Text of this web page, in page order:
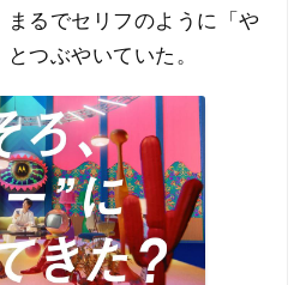
まるでセリフのように「や
つぶやいていた。